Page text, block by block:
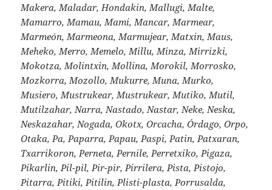
Makera, Maladar, Hondakin, Mallugi, Malte,
Mamarro, Mamau, Mami, Mancar, Marmear,
Marmeón, Marmeona, Marmujear, Matxin, Maus,
Meheko, Merro, Memelo, Millu, Minza, Mirrizki,
Mokotza, Molintxin, Mollina, Morokil, Morrosko,
Mozkorra, Mozollo, Mukurre, Muna, Murko,
Musiero, Mustrukear, Mustrukear, Mutiko, Mutil,
Mutilzahar, Narra, Nastado, Nastar, Neke, Neska,
Neskazahar, Nogada, Okotx, Orcacha, Órdago, Orpo,
Otaka, Pa, Paparra, Papau, Paspi, Patin, Patxaran,
Txarrikoron, Perneta, Pernile, Perretxiko, Pigaza,
Pikarlin, Pil-pil, Pir-pir, Pirrilera, Pista, Pistojo,
Pitarra, Pitiki, Pitilin, Plisti-plasta, Porrusalda,